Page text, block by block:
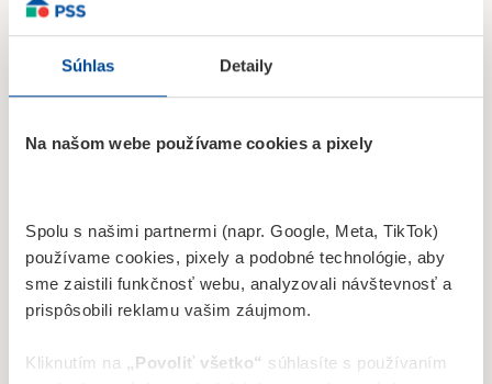
Súhlas Detaily
Na našom webe používame cookies a pixely
Spolu s našimi partnermi (napr. Google, Meta, TikTok)
používame cookies, pixely a podobné technológie, aby
sme zaistili funkčnosť webu, analyzovali návštevnosť a
prispôsobili reklamu vašim záujmom.
Kliknutím na „Povoliť všetko“ súhlasíte s používaním
Nám. Slobody 30, Fiľakovo
renata.taligova1@fopss.sk
do kompetencie